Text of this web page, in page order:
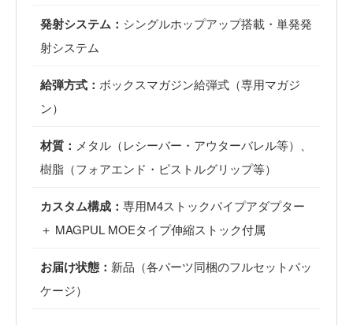
発射システム： シングルホップアップ搭載・単発発
射システム
給弾方式： ボックスマガジン給弾式（専用マガジ
ン）
材質： メタル（レシーバー・アウターバレル等）、
樹脂（フォアエンド・ピストルグリップ等）
カスタム構成： 専用M4ストックパイプアダプター
＋ MAGPUL MOEタイプ伸縮ストック付属
お届け状態： 新品（各パーツ同梱のフルセットパッ
ケージ）